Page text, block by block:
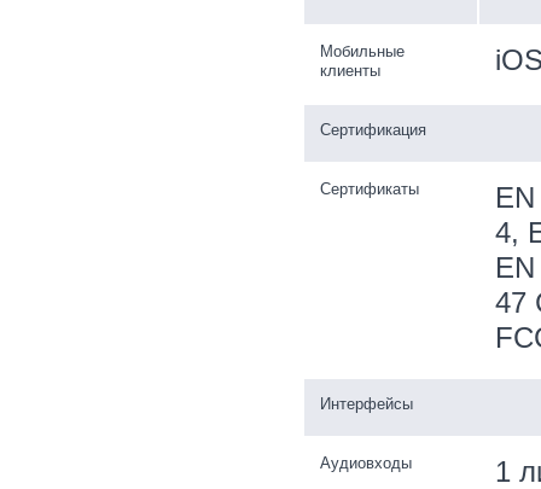
Мобильные
клиенты
Сертификация
Сертификаты
4,
47
Интерфейсы
Аудиовходы 1